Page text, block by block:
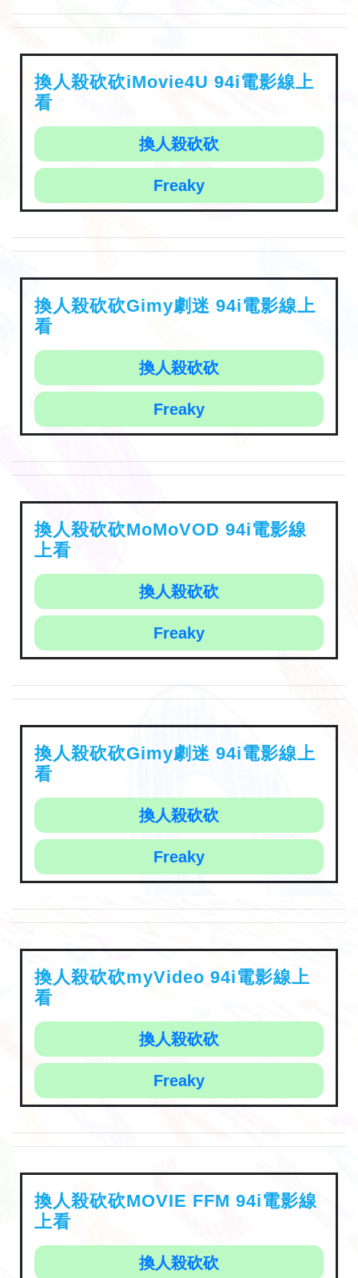
換人殺砍砍iMovie4U 94i電影線上
看
換人殺砍砍
Freaky
換人殺砍砍Gimy劇迷 94i電影線上
看
換人殺砍砍
Freaky
換人殺砍砍MoMoVOD 94i電影線
上看
換人殺砍砍
Freaky
換人殺砍砍Gimy劇迷 94i電影線上
看
換人殺砍砍
Freaky
換人殺砍砍myVideo 94i電影線上
看
換人殺砍砍
Freaky
換人殺砍砍MOVIE FFM 94i電影線
上看
換人殺砍砍